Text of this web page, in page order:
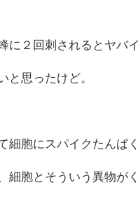
に２回刺されるとヤバ
と思ったけど。
細胞にスパイクたんぱ
細胞とそういう異物が